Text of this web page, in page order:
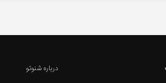
درباره شنوتو